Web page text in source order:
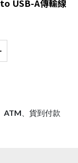
USB-A傳輸線
ATM、貨到付款